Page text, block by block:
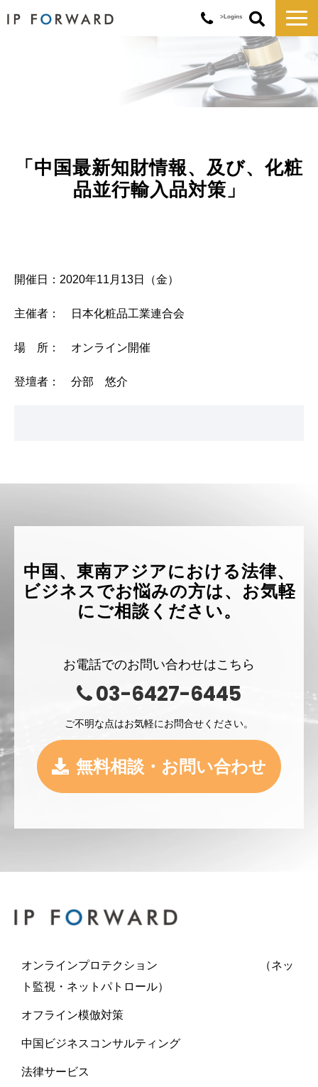
>Logins
対応実績
企業情報
「中国最新知財情報、及び、化粧
品並行輸入品対策」
開催日：2020年11月13日（金）
主催者： 日本化粧品工業連合会
場 所： オンライン開催
登壇者： 分部 悠介
中国、東南アジアにおける法律、
ビジネスでお悩みの方は、お気軽
にご相談ください。
お電話でのお問い合わせはこちら
03-6427-6445
ご不明な点はお気軽にお問合せください。
無料相談・お問い合わせ
オンラインプロテクション （ネッ
ト監視・ネットパトロール）
オフライン模倣対策
中国ビジネスコンサルティング
法律サービス